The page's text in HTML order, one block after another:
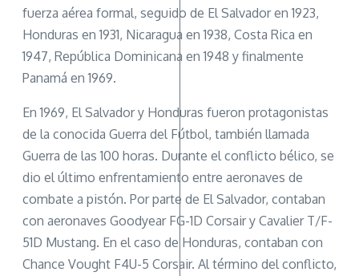
fuerza aérea formal, seguido de El Salvador en 1923,
Honduras en 1931, Nicaragua en 1938, Costa Rica en
1947, República Dominicana en 1948 y finalmente
Panamá en 1969.
En 1969, El Salvador y Honduras fueron protagonistas
de la conocida Guerra del Fútbol, también llamada
Guerra de las 100 horas. Durante el conflicto bélico, se
dio el último enfrentamiento entre aeronaves de
combate a pistón. Por parte de El Salvador, contaban
con aeronaves Goodyear FG-1D Corsair y Cavalier T/F-
51D Mustang. En el caso de Honduras, contaban con
Chance Vought F4U-5 Corsair. Al término del conflicto,